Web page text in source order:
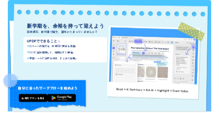
新学期を、余裕を持って迎えよう
新学期前、教科書や論文、資料がたまっていませんか？
UPDFでできること：
30ページの論文も、授業前に要点を把握。
PDFに直接質問して、疑問をすぐ解消。
学習ノートに注釈を付け、まとめて整理。
自分に合ったワークフローを始めよう
お得なプランを見る 無料ダウンロード